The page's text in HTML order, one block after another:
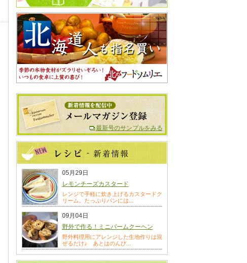
最新号のサンプルをみる
05月29日
レモンチーズカスタード
レンジで手軽に炊き上げるカスタードク
リーム。たっぷりパンには...
09月04日
野外で作る！ミニバームクーヘン
野外料理用にアレンジした生地作りは混
ぜるだけ♪ あとはのんび...